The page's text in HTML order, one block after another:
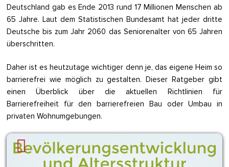
Deutschland gab es Ende 2013 rund 17 Millionen Menschen ab
65 Jahre. Laut dem Statistischen Bundesamt hat jeder dritte
Deutsche bis zum Jahr 2060 das Seniorenalter von 65 Jahren
überschritten.
Daher ist es heutzutage wichtiger denn je, das eigene Heim so
barrierefrei wie möglich zu gestalten. Dieser Ratgeber gibt
einen Überblick über die aktuellen Richtlinien für
Barrierefreiheit für den barrierefreien Bau oder Umbau in
privaten Wohnumgebungen.